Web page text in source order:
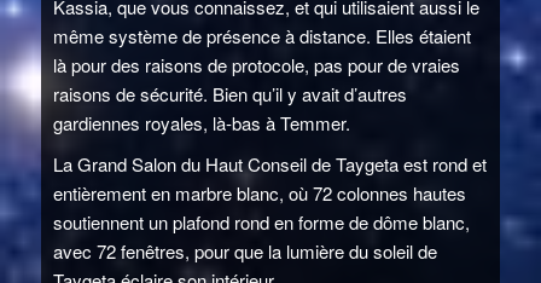
Kassia, que vous connaissez, et qui utilisaient aussi le
même système de présence à distance. Elles étaient
là pour des raisons de protocole, pas pour de vraies
raisons de sécurité. Bien qu’il y avait d’autres
gardiennes royales, là-bas à Temmer.
La Grand Salon du Haut Conseil de Taygeta est rond et
entièrement en marbre blanc, où 72 colonnes hautes
soutiennent un plafond rond en forme de dôme blanc,
avec 72 fenêtres, pour que la lumière du soleil de